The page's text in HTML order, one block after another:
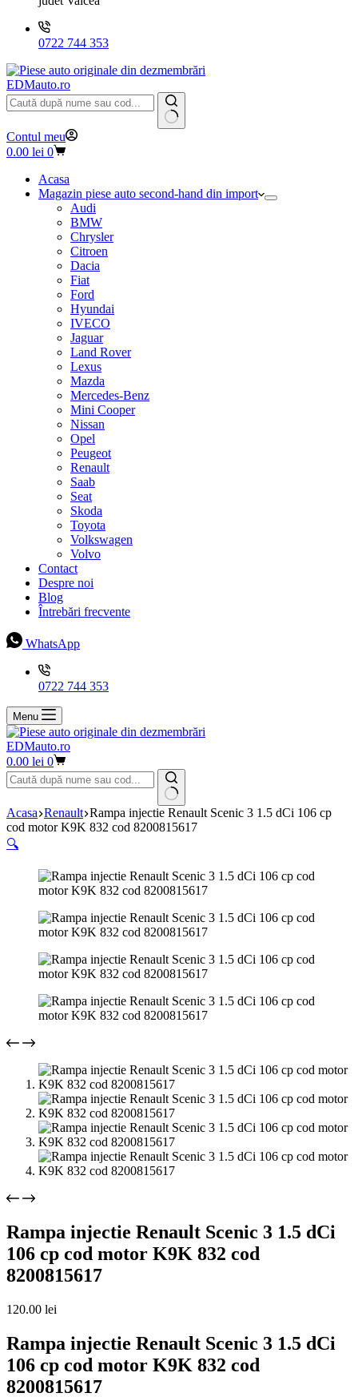
0722 744 353
EDMauto.ro
Niciun
rezultat
Contul meu
Coș
cumpărături
0.00 lei 0
Acasa
Magazin piese auto second-hand din import
Audi
BMW
Chrysler
Citroen
Dacia
Fiat
Ford
Hyundai
IVECO
Jaguar
Land Rover
Lexus
Mazda
Mercedes-Benz
Mini Cooper
Nissan
Opel
Peugeot
Renault
Saab
Seat
Skoda
Toyota
Volkswagen
Volvo
Contact
Despre noi
Blog
Întrebări frecvente
WhatsApp
0722 744 353
Menu
EDMauto.ro
Coș
de
cumpărături
0.00 lei 0
Niciun
rezultat
Acasa Renault Rampa injectie Renault Scenic 3 1.5 dCi 106 cp
cod motor K9K 832 cod 8200815617
🔍
Rampa injectie Renault Scenic 3 1.5 dCi
106 cp cod motor K9K 832 cod
8200815617
120.00 lei
Rampa injectie Renault Scenic 3 1.5 dCi
106 cp cod motor K9K 832 cod
8200815617